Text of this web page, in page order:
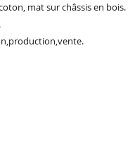
mat sur châssis en bois.